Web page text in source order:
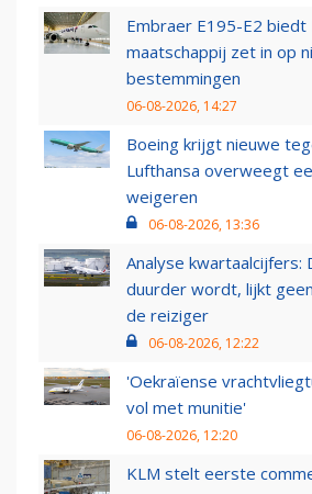
Embraer E195-E2 biedt
maatschappij zet in op
bestemmingen
06-08-2026, 14:27
Boeing krijgt nieuwe
Lufthansa overweegt
weigeren
06-08-2026, 13:36
Analyse kwartaalcijfers:
duurder wordt, lijkt
de reiziger
06-08-2026, 12:22
'Oekraïense
vol met munitie'
06-08-2026, 12:20
KLM stelt eerste